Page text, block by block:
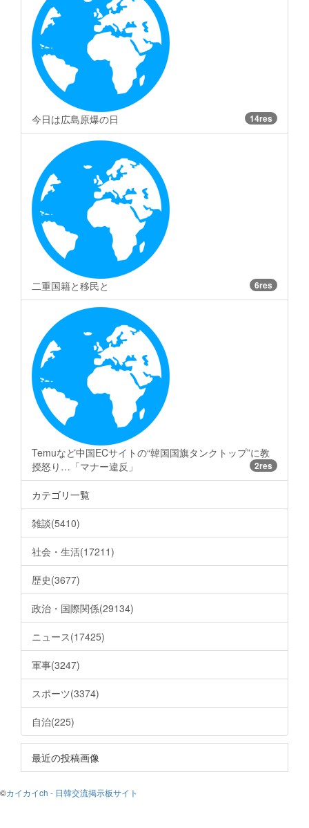
今日は広島原爆の日 14res
二重国籍と移民と 6res
Temuなど中国ECサイトの“韓国国旗タンクトップ”に教
授怒り…「マナー違反」
2res
カテゴリ一覧
雑談(5410)
社会・生活(17211)
歴史(3677)
政治・国際関係(29134)
ニュース(17425)
軍事(3247)
スポーツ(3374)
自治(225)
最近の投稿画像
©カイカイch - 日韓交流掲示板サイト